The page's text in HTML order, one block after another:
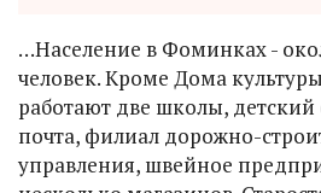
…Население в Фоминках -
человек. Кроме Дома
работают две школы, детский
почта, филиал дорожно-
управления, швейное